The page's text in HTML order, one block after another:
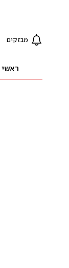
מבזקים
ראשי